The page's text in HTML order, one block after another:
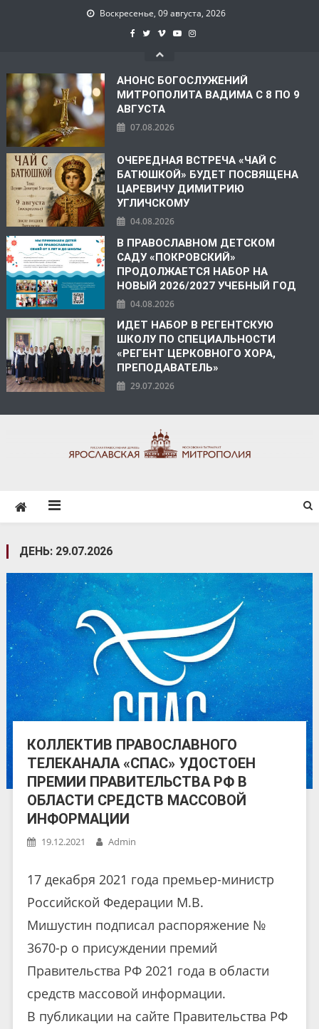
Воскресенье, 09 августа, 2026
АНОНС БОГОСЛУЖЕНИЙ
МИТРОПОЛИТА ВАДИМА С 8 ПО 9
АВГУСТА
07.08.2026
ОЧЕРЕДНАЯ ВСТРЕЧА «ЧАЙ С
БАТЮШКОЙ» БУДЕТ ПОСВЯЩЕНА
ЦАРЕВИЧУ ДИМИТРИЮ
УГЛИЧСКОМУ
04.08.2026
В ПРАВОСЛАВНОМ ДЕТСКОМ
САДУ «ПОКРОВСКИЙ»
ПРОДОЛЖАЕТСЯ НАБОР НА
НОВЫЙ 2026/2027 УЧЕБНЫЙ ГОД
04.08.2026
ИДЕТ НАБОР В РЕГЕНТСКУЮ
ШКОЛУ ПО СПЕЦИАЛЬНОСТИ
«РЕГЕНТ ЦЕРКОВНОГО ХОРА,
ПРЕПОДАВАТЕЛЬ»
29.07.2026
ДЕНЬ: 29.07.2026
КОЛЛЕКТИВ ПРАВОСЛАВНОГО
ТЕЛЕКАНАЛА «СПАС» УДОСТОЕН
ПРЕМИИ ПРАВИТЕЛЬСТВА РФ В
ОБЛАСТИ СРЕДСТВ МАССОВОЙ
ИНФОРМАЦИИ
19.12.2021 Admin
17 декабря 2021 года премьер-министр
Российской Федерации М.В.
Мишустин подписал распоряжение №
3670-р о присуждении премий
Правительства РФ 2021 года в области
средств массовой информации.
В публикации на сайте Правительства РФ